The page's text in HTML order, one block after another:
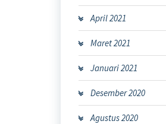
April 2021
Maret 2021
Januari 2021
Desember 2020
Agustus 2020